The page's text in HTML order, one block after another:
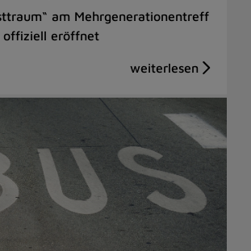
am Mehrgenerationentreff
offiziell eröffnet